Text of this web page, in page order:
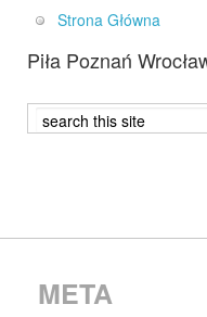
Strona Główna
Piła Poznań
META